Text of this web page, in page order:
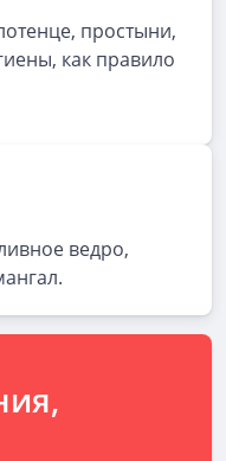
простыни,
как правило
ведро,